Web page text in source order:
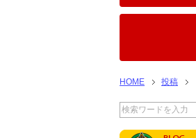
HOME 投稿